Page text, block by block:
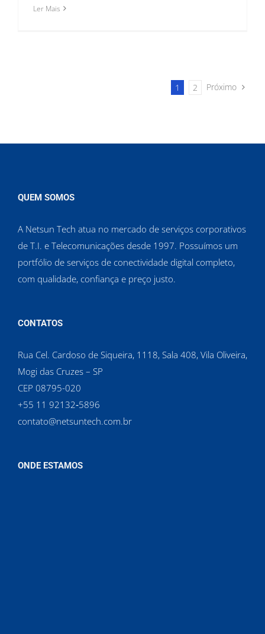
Ler Mais
1 2 Próximo
QUEM SOMOS
A Netsun Tech atua no mercado de serviços corporativos
de T.I. e Telecomunicações desde 1997. Possuímos um
portfólio de serviços de conectividade digital completo,
com qualidade, confiança e preço justo.
CONTATOS
Rua Cel. Cardoso de Siqueira, 1118, Sala 408, Vila Oliveira,
Mogi das Cruzes – SP
CEP 08795-020
‪+55 11 92132‑5896‬
contato@netsuntech.com.br
ONDE ESTAMOS